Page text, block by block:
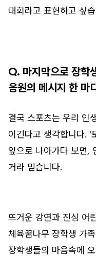
대회라고 표현하고 싶
Q. 마지막으로 장학
응원의 메시지 한 마
결국 스포츠는 우리 인
이긴다고 생각합니다. ‘
앞으로 나아가다 보면,
거라 믿습니다.
뜨거운 강연과 진심 어
체육꿈나무 장학생 가
장학생들의 마음속에